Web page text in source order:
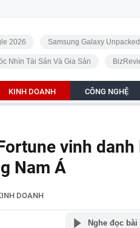
2026 Samsung Galaxy
Nhìn Tài Sản Và Gia Sản
KINH DOANH CÔNG NGHỆ
vinh
Nam Á
DOANH
Nghe đọc bài